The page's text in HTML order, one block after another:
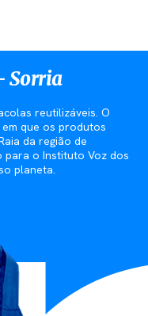
Sorria
reutilizáveis. O
que os produtos
da região de
para o Instituto Voz dos
planeta.